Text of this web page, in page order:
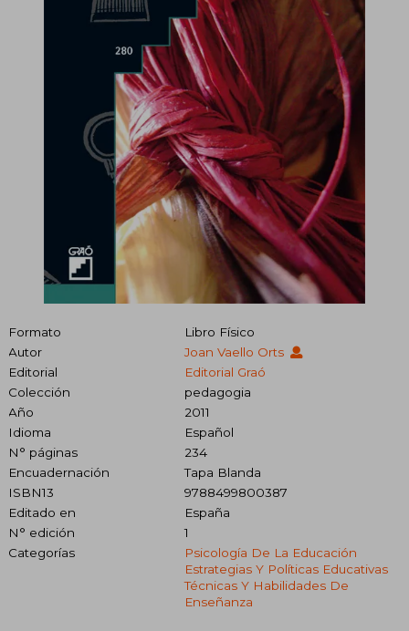
Formato
Libro Físico
Autor
Joan Vaello Orts
Editorial
Editorial Graó
Colección
pedagogia
Año
2011
Idioma
Español
N° páginas
234
Encuadernación
Tapa Blanda
ISBN13
9788499800387
Editado en
España
N° edición
1
Categorías
Psicología De La Educación
Estrategias Y Políticas Educativas
Técnicas Y Habilidades De
Enseñanza